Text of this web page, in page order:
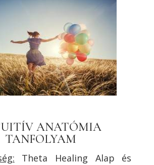
ANATÓMIA
TANFOLYAM
Theta Healing Alap és